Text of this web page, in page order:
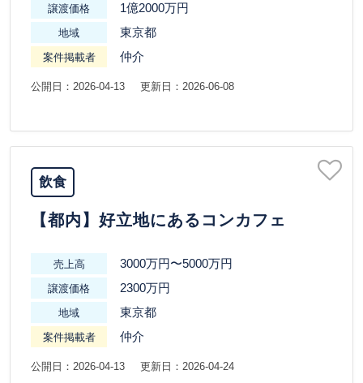
譲渡価格 1億2000万円
地域 東京都
案件掲載者 仲介
公開日：2026-04-13 更新日：2026-06-08
飲食
【都内】好立地にあるコンカフェ
売上高 3000万円〜5000万円
譲渡価格 2300万円
地域 東京都
案件掲載者 仲介
公開日：2026-04-13 更新日：2026-04-24